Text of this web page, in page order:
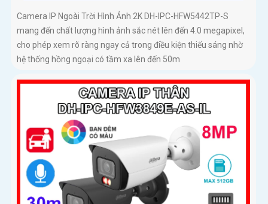
Camera IP Ngoài Trời Hình Ảnh 2K DH-IPC-HFW5442TP-S
mang đến chất lượng hình ảnh sắc nét lên đến 4.0 megapixel,
cho phép xem rõ ràng ngay cả trong điều kiện thiếu sáng nhờ
hệ thống hồng ngoại có tầm xa lên đến 50m